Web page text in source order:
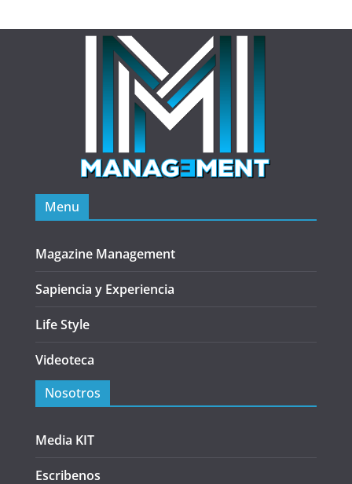
Menu
Magazine Management
Sapiencia y Experiencia
Life Style
Videoteca
Nosotros
Media KIT
Escribenos